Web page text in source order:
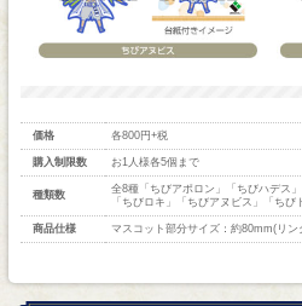
価格 各800円+税
購入制限数 お1人様各5個まで
種類数
全8種「ちびアポロン」「ちびハデス
「ちびロキ」「ちびアヌビス」「ちび
商品仕様 マスコット部分サイズ：約80mm(リ